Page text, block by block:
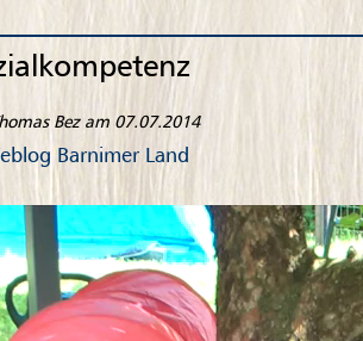
Bez am 07.07.2014
Barnimer Land